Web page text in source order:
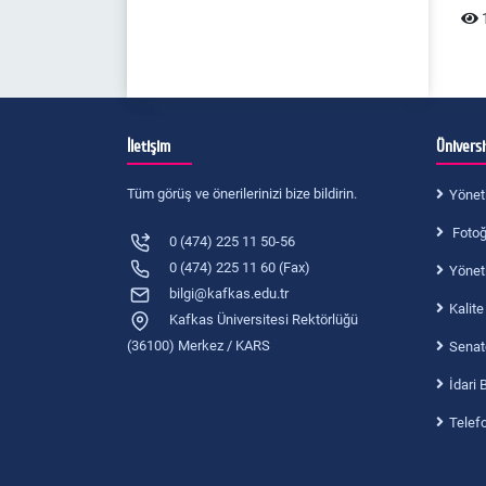
İletişim
Tüm görüş ve önerilerinizi bize bildirin.
0 (474) 225 11 50-56
0 (474) 225 11 60 (Fax)
bilgi@kafkas.edu.tr
Kafkas Üniversitesi Rektörlüğü
(36100) Merkez / KARS
İdari